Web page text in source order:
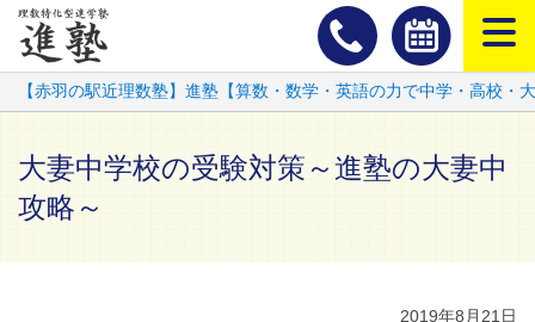
スマート
【赤羽の駅近理数塾】進塾【算数・数学・英語の力で中学・高校・
大妻中学校の受験対策～進塾の大妻中
攻略～
2019年8月21日